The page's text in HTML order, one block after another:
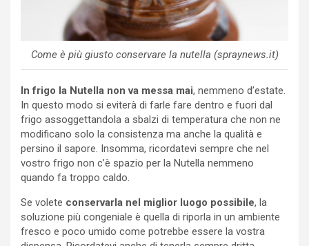
Come è più giusto conservare la nutella (spraynews.it)
In frigo la Nutella non va messa mai, nemmeno d’estate.
In questo modo si eviterà di farle fare dentro e fuori dal
frigo assoggettandola a sbalzi di temperatura che non ne
modificano solo la consistenza ma anche la qualità e
persino il sapore. Insomma, ricordatevi sempre che nel
vostro frigo non c’è spazio per la Nutella nemmeno
quando fa troppo caldo.
Se volete conservarla nel miglior luogo possibile, la
soluzione più congeniale è quella di riporla in un ambiente
fresco e poco umido come potrebbe essere la vostra